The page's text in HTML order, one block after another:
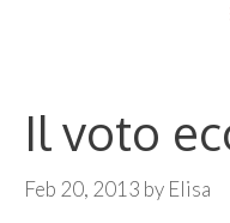
Il voto
Feb 20, 2013 by Elisa